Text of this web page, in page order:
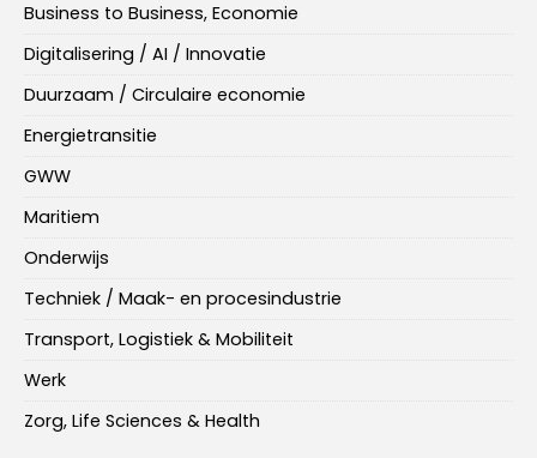
Business to Business, Economie
Digitalisering / AI / Innovatie
Duurzaam / Circulaire economie
Energietransitie
GWW
Maritiem
Onderwijs
Techniek / Maak- en procesindustrie
Transport, Logistiek & Mobiliteit
Werk
Zorg, Life Sciences & Health